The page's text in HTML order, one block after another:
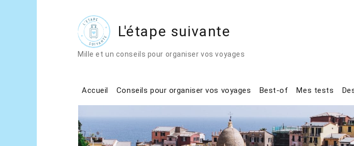
L'étape suivante
Mille et un conseils pour organiser vos voyages
Accueil Conseils pour organiser vos voyages Best-of Mes tests
Home Mes tests
Tests sites internet, applications mobiles et services